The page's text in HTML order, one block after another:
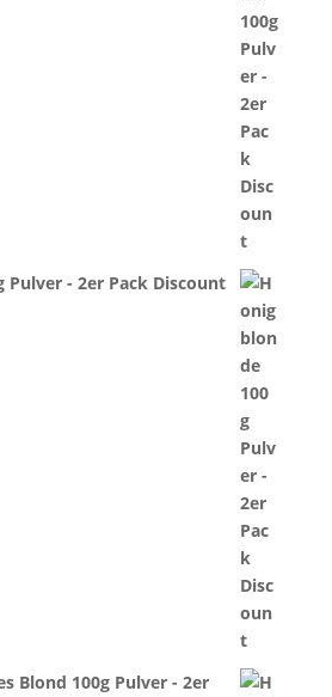
Pulver - 2er Pack Discount
Blond 100g Pulver - 2er